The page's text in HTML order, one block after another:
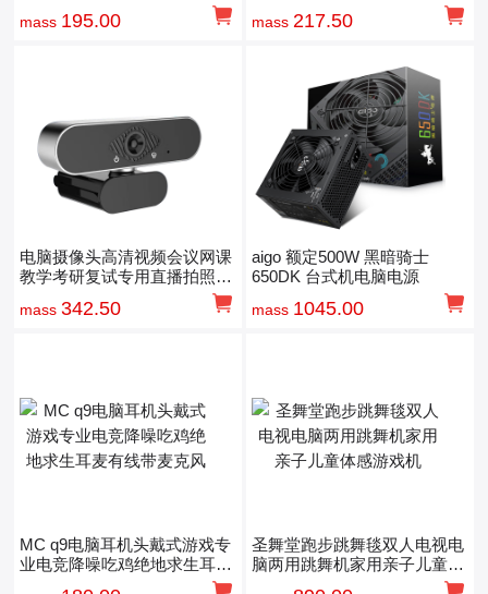
mass 195.00 mass217.50
电脑摄像头高清视频会议网课
教学考研复试专用直播拍照通
mass342.50
aigo 额定500W 黑暗骑士
650DK 台式机电脑电源
mass 1045.00
MC q9电脑耳机头戴式游戏专
业电竞降噪吃鸡绝地求生耳麦
圣舞堂跑步跳舞毯双人电视电
脑两用跳舞机家用亲子儿童体